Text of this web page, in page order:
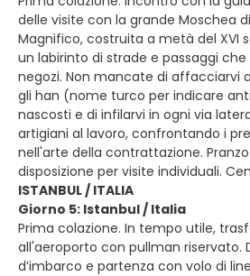
delle visite con la grande Moschea
Magnifico, costruita a metà del XVI
un labirinto di strade e passaggi
negozi. Non mancate di affacciarvi
gli han (nome turco per indicare
nascosti e di infilarvi in ogni via
artigiani al lavoro, confrontando i
nell'arte della contrattazione.
disposizione per visite individuali.
ISTANBUL / ITALIA
Giorno 5: Istanbul / Italia
Prima colazione. In tempo utile,
all'aeroporto con pullman riservato.
d’imbarco e partenza con volo di